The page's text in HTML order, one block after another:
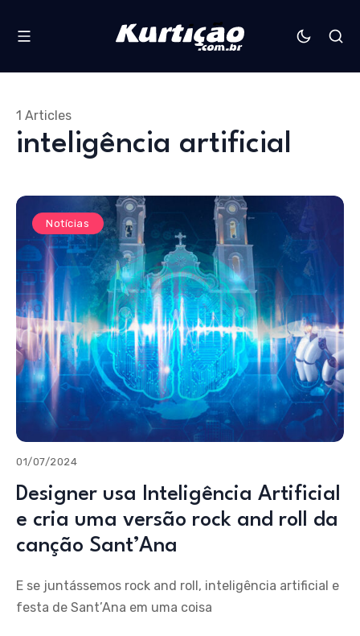
inteligência artificial
1 Articles
Notícias
01/07/2024
Designer usa Inteligência Artificial
e cria uma versão rock and roll da
canção Sant’Ana
E se juntássemos rock and roll, inteligência artificial e
festa de Sant’Ana em uma coisa